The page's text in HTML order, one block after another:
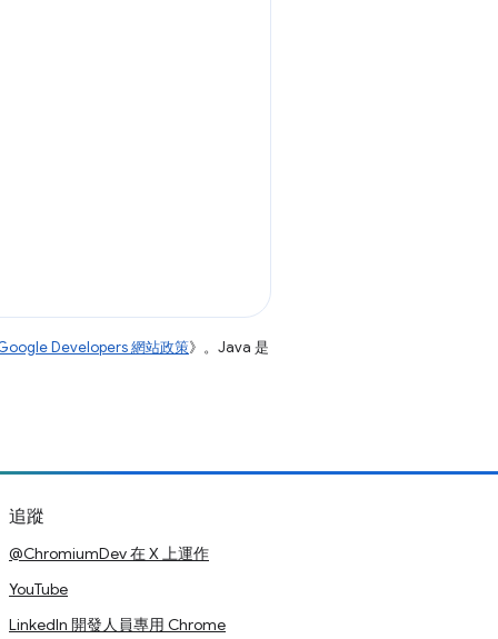
Developers 網站政策》。Java 是
追蹤
@ChromiumDev 在 X 上運作
YouTube
LinkedIn 開發人員專用 Chrome